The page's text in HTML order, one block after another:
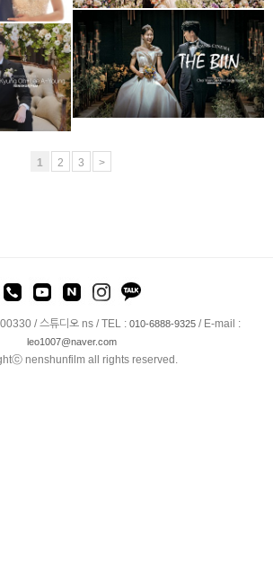
청주 더빈웨딩컨벤션
가드니아 (대표촬영)
션
촬영)
1 2 3 >
/ 스튜디오 ns / TEL : 010-6888-9325/ E-mail :
leo1007@naver.com
nenshunfilm all rights reserved.